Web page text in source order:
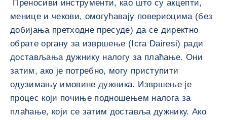
Преносиви инструменти, као што су акцепти,
менице и чекови, омогућавају повериоцима (без
добијања претходне пресуде) да се директно
обрате органу за извршење (Icra Dairesi) ради
достављања дужнику налогу за плаћање. Они
затим, ако је потребно, могу приступити
одузимању имовине дужника. Извршење је
процес који почиње подношењем налога за
плаћање, који се затим доставља дужнику. Ако